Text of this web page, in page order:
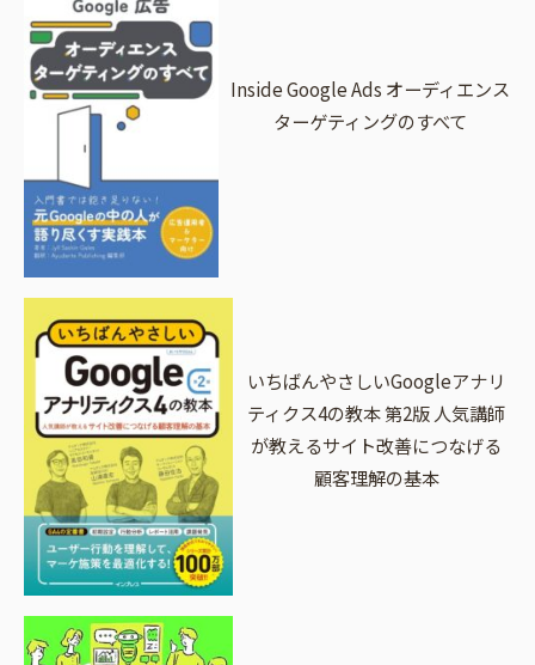
Inside Google Ads オーディエンス
ターゲティングのすべて
いちばんやさしいGoogleアナリ
ティクス4の教本 第2版 人気講師
が教えるサイト改善につなげる
顧客理解の基本